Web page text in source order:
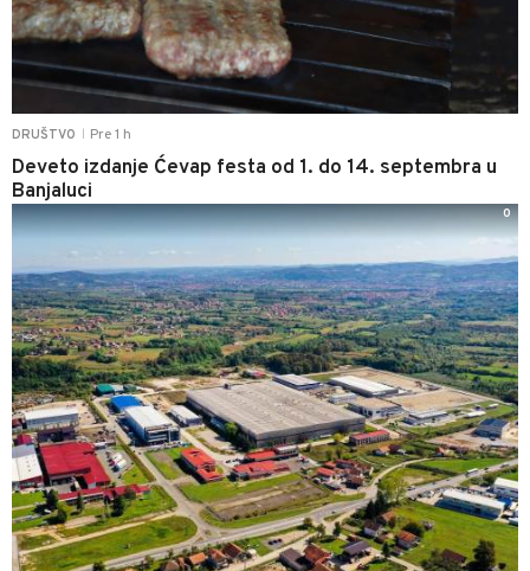
DRUŠTVO Pre 1 h
Deveto izdanje Ćevap festa od 1. do 14. septembra u
Banjaluci
0